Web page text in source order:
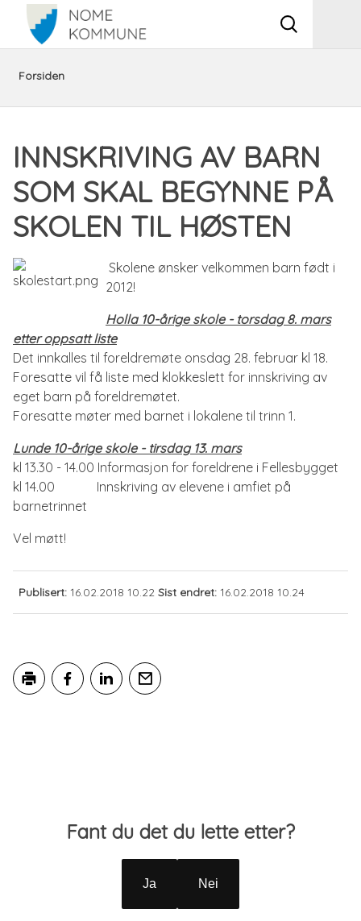
Vis
Du
her:
Forsiden
barn
som
skal
begynne
skolen
til
høsten
INNSKRIVING AV BARN
SOM SKAL BEGYNNE PÅ
SKOLEN TIL HØSTEN
Skolene ønsker velkommen barn født i
2012!
Holla 10-årige skole - torsdag 8. mars
etter oppsatt liste
Det innkalles til foreldremøte onsdag 28. februar kl 18.
Foresatte vil få liste med klokkeslett for innskriving av
eget barn på foreldremøtet.
Foresatte møter med barnet i lokalene til trinn 1.
Lunde 10-årige skole - tirsdag 13. mars
kl 13.30 - 14.00 Informasjon for foreldrene i Fellesbygget
kl 14.00 Innskriving av elevene i amfiet på
barnetrinnet
Vel møtt!
Publisert 16.02.2018 10.22 Sist endret 16.02.2018 10.24
Tilbakemelding
Fant du det du lette etter?
Ja Nei